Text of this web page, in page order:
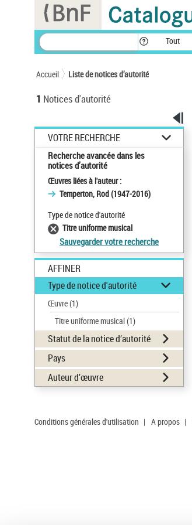
Tout
Accueil Liste de notices d’autorité
1 Notices d'autorité
VOTRE RECHERCHE
Recherche avancée dans les
notices d’autorité
Œuvres liées à l'auteur :
Temperton, Rod (1947-2016)
Type de notice d'autorité
Titre uniforme musical
Sauvegarder votre recherche
AFFINER
Type de notice d'autorité
Œuvre(1)
Titre uniforme musical(1)
Statut de la notice d’autorité
Pays
Auteur d’œuvre
Conditions générales d'utilisation | A propos |
Panneau de gestion des cookies